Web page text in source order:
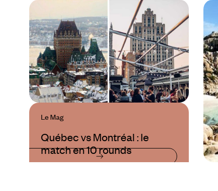
Le Mag
Québec vs Montréal : le
match en 10 rounds